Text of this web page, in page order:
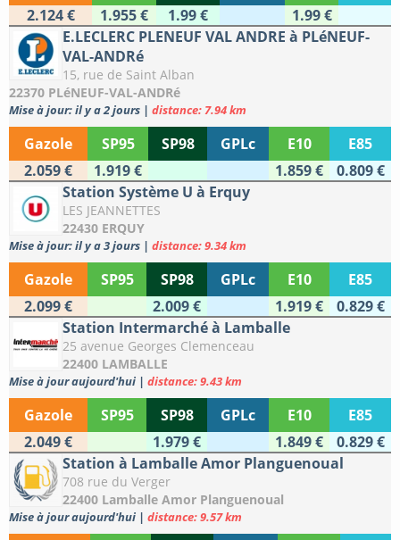
2.124 €
1.955 € 1.99 €
1.99 €
E.LECLERC PLENEUF VAL ANDRE à PLéNEUF-
VAL-ANDRé
15, rue de Saint Alban
22370 PLéNEUF-VAL-ANDRé
Mise à jour: il y a 2 jours | distance: 7.94 km
Gazole SP95 SP98 GPLc E10
E85
2.059 €
1.919 € 1.859 €
0.809 €
Station Système U à Erquy
LES JEANNETTES
22430 ERQUY
Mise à jour: il y a 3 jours | distance: 9.34 km
Gazole SP95 SP98 GPLc E10
E85
2.099 €
2.009 € 1.919 €
0.829 €
Station Intermarché à Lamballe
25 avenue Georges Clemenceau
22400 LAMBALLE
Mise à jour aujourd'hui | distance: 9.43 km
Gazole SP95 SP98 GPLc E10
E85
2.049 €
1.979 € 1.849 €
0.829 €
Station à Lamballe Amor Planguenoual
708 rue du Verger
22400 Lamballe Amor Planguenoual
Mise à jour aujourd'hui | distance: 9.57 km